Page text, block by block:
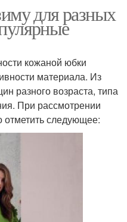
для разных
кожаной юбки
материала. Из
разного возраста, типа
При рассмотрении
следующее: